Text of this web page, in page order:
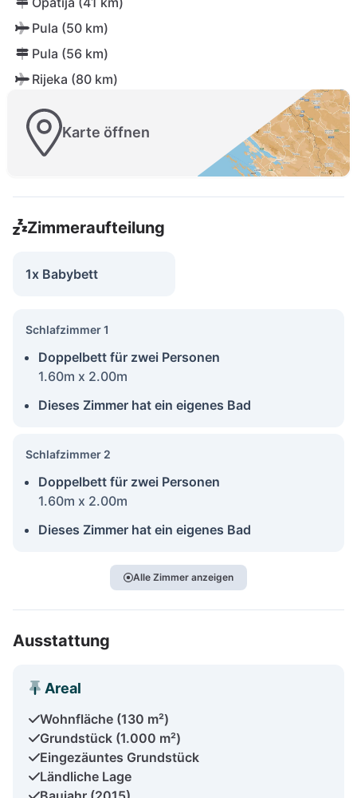
Pula (50 km)
Pula (56 km)
Rijeka (80 km)
Karte öffnen
Zimmeraufteilung
1x Babybett
Schlafzimmer 1
Doppelbett für zwei Personen
1.60m x 2.00m
Dieses Zimmer hat ein eigenes Bad
Schlafzimmer 2
Doppelbett für zwei Personen
1.60m x 2.00m
Dieses Zimmer hat ein eigenes Bad
Alle Zimmer anzeigen
Ausstattung
Areal
Wohnfläche (130 m²)
Grundstück (1.000 m²)
Eingezäuntes Grundstück
Ländliche Lage